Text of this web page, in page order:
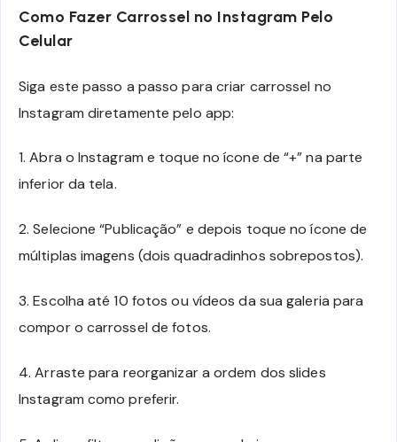
Como Fazer Carrossel no Instagram Pelo
Celular
Siga este passo a passo para criar carrossel no
Instagram diretamente pelo app:
1. Abra o Instagram e toque no ícone de “+” na parte
inferior da tela.
2. Selecione “Publicação” e depois toque no ícone de
múltiplas imagens (dois quadradinhos sobrepostos).
3. Escolha até 10 fotos ou vídeos da sua galeria para
compor o carrossel de fotos.
4. Arraste para reorganizar a ordem dos slides
Instagram como preferir.